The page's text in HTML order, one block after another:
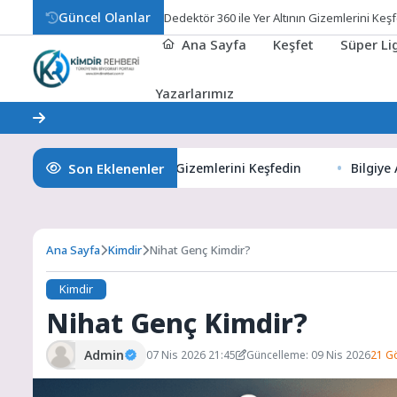
Güncel Olanlar Bilgi
Ana Sayfa Keşfet Süper
Yazarlarımız
Son Eklenenler
360 ile Yer Altının Gizemlerini Keşfedin Bilgiye Açılan
Ana Sayfa Kimdir Nihat Genç Kimdir?
Kimdir
Nihat Genç Kimdir?
Admin 07 Nis 2026 21:45 Güncelleme: 09 Nis 202621